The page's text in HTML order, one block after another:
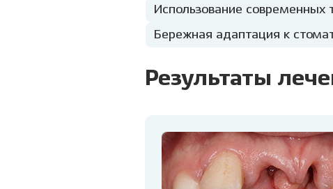
Использование современных
Бережная адаптация к
Результаты